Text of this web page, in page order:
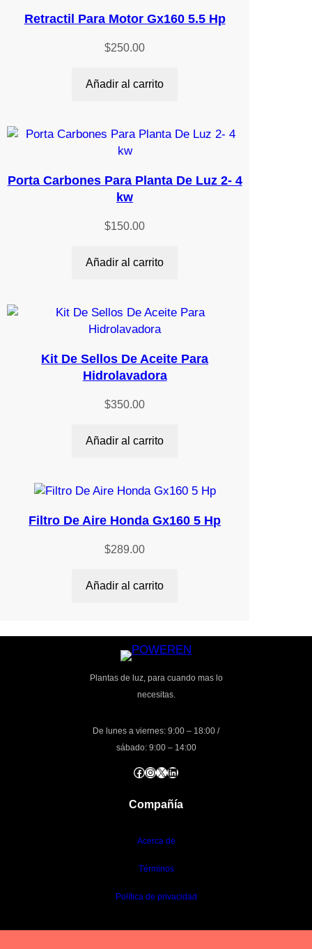
Retractil Para Motor Gx160 5.5 Hp
$250.00
Añadir al carrito
Porta Carbones Para Planta De Luz 2- 4
kw
$150.00
Añadir al carrito
Kit De Sellos De Aceite Para
Hidrolavadora
$350.00
Añadir al carrito
Filtro De Aire Honda Gx160 5 Hp
$289.00
Añadir al carrito
Plantas de luz, para cuando mas lo
necesitas.
De lunes a viernes: 9:00 – 18:00 /
sábado: 9:00 – 14:00
Facebook InstagramX LinkedIn
Compañía
Acerca de
Términos
Política de privacidad